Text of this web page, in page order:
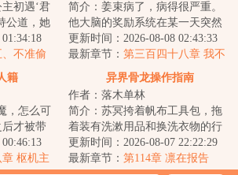
初遇‘君
公道，她
，皇嗣之
不准偷
简介：姜束病了，病得很严重。
他大脑的奖励系统在某一天突然
崩坏了，阈值无论如何也无法降
低。为了不断收...
更新时间：2026-08-08 02:43:33
最新章节： 第三百四十八章 我不
仅冤枉，还可以冤枉
籍
，怎么可
才被带
一些很
枢机主
异界骨龙操作指南
作者：落木单林
简介：苏冥挎着帆布工具包，拖
着装有洗漱用品和换洗衣物的行
李箱，看着天空上异界顶级战力
对抗，他开始怀...
更新时间：2026-08-07 22:22:29
最新章节： 第114章 凛在报告